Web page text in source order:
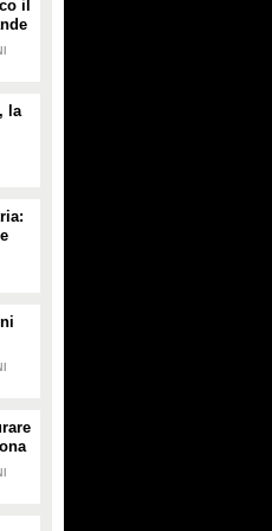
il
la
riporta la sua discografia in
primo piano, anche quegli album
Maestro.